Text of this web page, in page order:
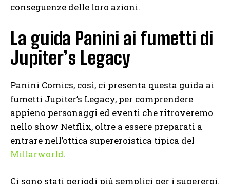
conseguenze delle loro azioni.
La guida Panini ai fumetti di
Jupiter’s Legacy
Panini Comics, così, ci presenta questa guida ai
fumetti Jupiter’s Legacy, per comprendere
appieno personaggi ed eventi che ritroveremo
nello show Netflix, oltre a essere preparati a
entrare nell’ottica supereroistica tipica del
Millarworld.
Ci sono stati periodi più semplici per i supereroi.